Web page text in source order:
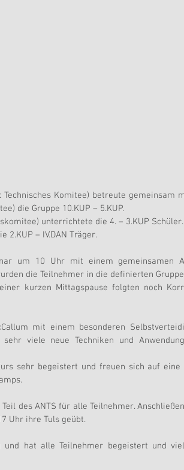
Technisches Komitee) betreute gemeinsam
die Gruppe 10.KUP – 5.KUP.
unterrichtete die 4. – 3.KUP Schüler.
2.KUP – IV.DAN Träger.
um 10 Uhr mit einem gemeinsamen
die Teilnehmer in die definierten
kurzen Mittagspause folgten noch
mit einem besonderen
viele neue Techniken und
sehr begeistert und freuen sich auf eine
des ANTS für alle Teilnehmer.
Uhr ihre Tuls geübt.
hat alle Teilnehmer begeistert und